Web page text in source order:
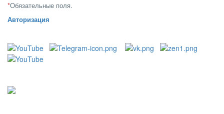
*Обязательные поля.
Авторизация